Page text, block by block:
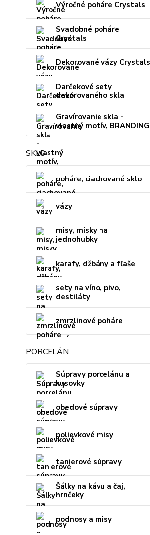
Výročné poháre Crystals
Svadobné poháre
Crystals
Dekorované vázy Crystals
Darčekové sety
dekorovaného skla
Gravírovanie skla -
vlastný motív, BRANDING
SKLO
poháre, ciachované sklo
vázy
misy, misky na
jednohubky
karafy, džbány a fľaše
sety na víno, pivo,
destiláty
zmrzlinové poháre
PORCELÁN
Súpravy porcelánu a
kusovky
obedové súpravy
polievkové misy
tanierové súpravy
Šálky na kávu a čaj,
hrnčeky
podnosy a misy